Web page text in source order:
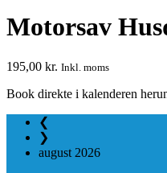
Motorsav
195,00 kr. Inkl. moms
Book direkte i kalenderen
❮
❯
august 2026